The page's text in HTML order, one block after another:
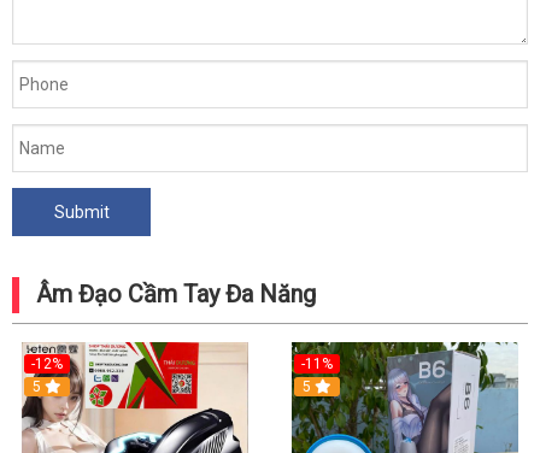
Âm Đạo Cầm Tay Đa Năng
-12%
5
-11%
5